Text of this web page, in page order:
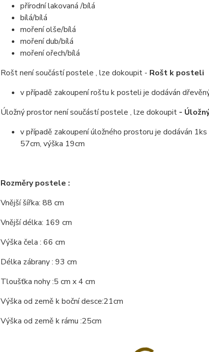
přírodní lakovaná /bílá
bílá/bílá
moření olše/bílá
moření dub/bílá
moření ořech/bílá
Rošt není součástí postele , lze dokoupit - Rošt k posteli
v případě zakoupení roštu k posteli je dodáván
Úložný prostor není součástí postele , lze dokoupit-
v případě zakoupení úložného prostoru je dodáván
57cm, výška 19cm
Rozměry postele :
Vnější šířka: 88 cm
Vnější délka: 169 cm
Výška čela : 66 cm
Délka zábrany : 93 cm
Tloušťka nohy :5 cm x 4 cm
Výška od země k boční desce:21cm
Výška od země k rámu :25cm